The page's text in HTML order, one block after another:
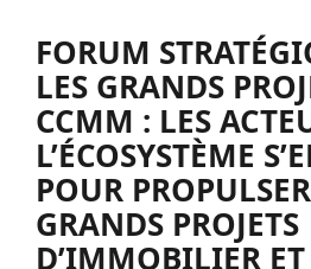
FORUM
LES GRANDS
CCMM : LES
L’ÉCOSYSTÈME
POUR
GRANDS PROJETS
D’IMMOBILIER ET